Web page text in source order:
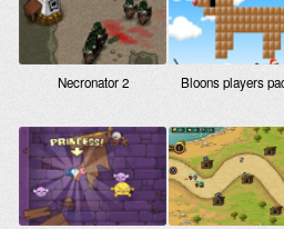
Necronator 2 Bloons players